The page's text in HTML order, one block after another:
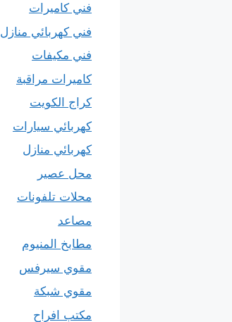
فني كاميرات
فني كهربائي منازل
فني مكيفات
كاميرات مراقبة
كراج الكويت
كهربائي سيارات
كهربائي منازل
محل عصير
محلات تلفونات
مصاعد
مطابخ المنيوم
مقوي سيرفس
مقوي شبكة
مكتب افراح